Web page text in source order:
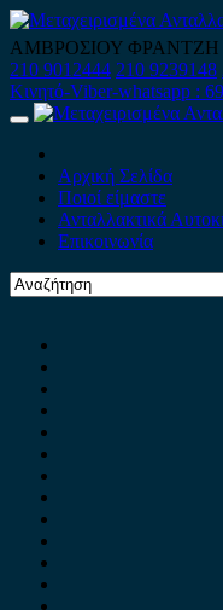
Skip
to
content
ΑΜΒΡΟΣΙΟΥ
210 9012444 210 9239148
Κινητό-Viber-whatsapp :
Primary
Αρχική Σελίδα
Ποιοί είμαστε
Ανταλλακτικά
Επικοινωνία